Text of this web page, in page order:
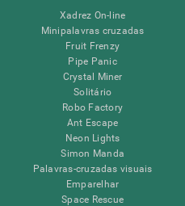
Xadrez On-line
Minipalavras cruzadas
Fruit Frenzy
Pipe Panic
Crystal Miner
Solitário
Robo Factory
Ant Escape
Neon Lights
Simon Manda
Palavras-cruzadas visuais
Emparelhar
Space Rescue